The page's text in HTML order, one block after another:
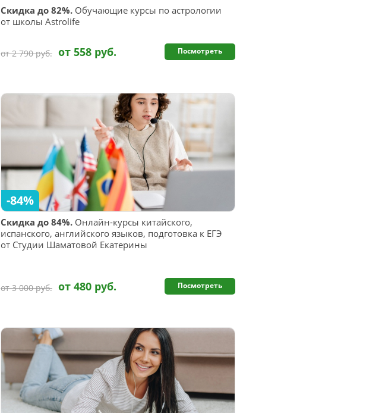
Скидка до 82%. Обучающие курсы по астрологии
от школы Astrolife
от 2 790 руб. от 558 руб. Посмотреть
Скидка до 84%. Онлайн-курсы китайского,
испанского, английского языков, подготовка к ЕГЭ
от Студии Шаматовой Екатерины
-84%
от 3 000 руб. от 480 руб. Посмотреть